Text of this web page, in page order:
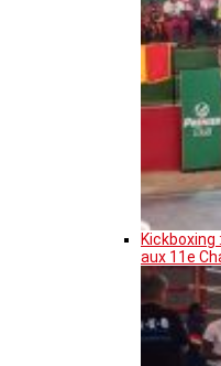
Kickboxing
aux 11e